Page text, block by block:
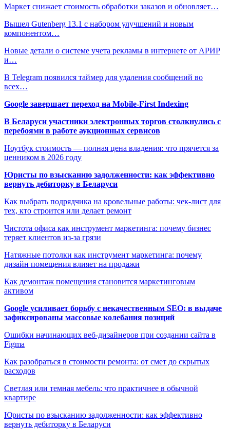
Маркет снижает стоимость обработки заказов и обновляет…
Вышел Gutenberg 13.1 с набором улучшений и новым
компонентом…
Новые детали о системе учета рекламы в интернете от АРИР
и…
В Telegram появился таймер для удаления сообщений во
всех…
Google завершает переход на Mobile-First Indexing
В Беларуси участники электронных торгов столкнулись с
перебоями в работе аукционных сервисов
Ноутбук стоимость — полная цена владения: что прячется за
ценником в 2026 году
Юристы по взысканию задолженности: как эффективно
вернуть дебиторку в Беларуси
Как выбрать подрядчика на кровельные работы: чек-лист для
тех, кто строится или делает ремонт
Чистота офиса как инструмент маркетинга: почему бизнес
теряет клиентов из-за грязи
Натяжные потолки как инструмент маркетинга: почему
дизайн помещения влияет на продажи
Как демонтаж помещения становится маркетинговым
активом
Google усиливает борьбу с некачественным SEO: в выдаче
зафиксированы массовые колебания позиций
Ошибки начинающих веб-дизайнеров при создании сайта в
Figma
Как разобраться в стоимости ремонта: от смет до скрытых
расходов
Светлая или темная мебель: что практичнее в обычной
квартире
Юристы по взысканию задолженности: как эффективно
вернуть дебиторку в Беларуси